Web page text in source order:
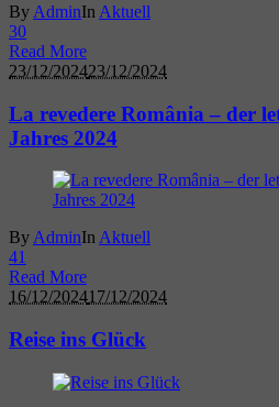
By AdminIn Aktuell
30
Read More
23/12/202423/12/2024
La revedere România – der
Jahres 2024
By AdminIn Aktuell
41
Read More
16/12/202417/12/2024
Reise ins Glück